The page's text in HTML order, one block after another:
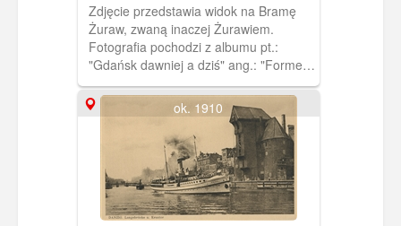
Zdjęcie przedstawia widok na Bramę
Żuraw, zwaną inaczej Żurawiem.
Fotografia pochodzi z albumu pt.:
"Gdańsk dawniej a dziś" ang.: "Former
and today" autorstwa M.
Dobrzykowskiego. W kartonowej
kopercie w kolorze szałwiowej zieleni
jest 14 zdjęć przedwojennego i
powojennego, zruinowanego Gdańska.
Napisy na okładce albumu są
wytłoczone i pozłocone.
ok. 1910